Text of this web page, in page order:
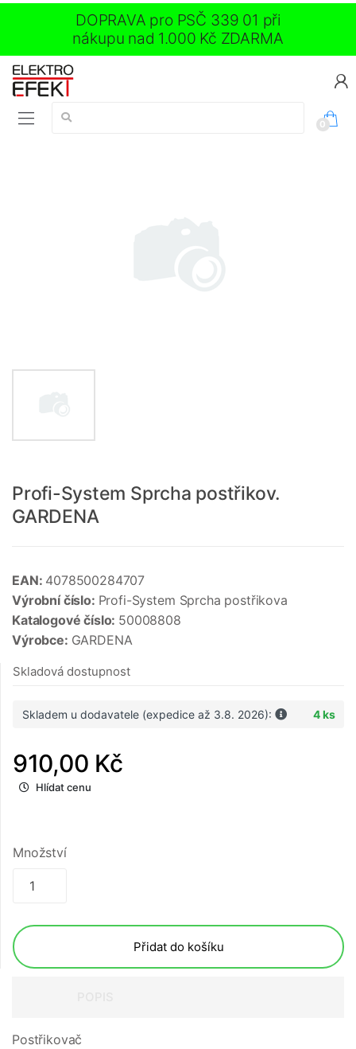
DOPRAVA pro PSČ 339 01 při
nákupu nad 1.000 Kč ZDARMA
Vyhledávání:
0
Profi-System Sprcha postřikov.
GARDENA
EAN: 4078500284707
Výrobní číslo: Profi-System Sprcha postřikova
Katalogové číslo: 50008808
Výrobce: GARDENA
Skladová dostupnost
Skladem u dodavatele (expedice až 3.8. 2026): 4 ks
910,00 Kč
Hlídat cenu
Množství
Přidat do košíku
Postřikovač